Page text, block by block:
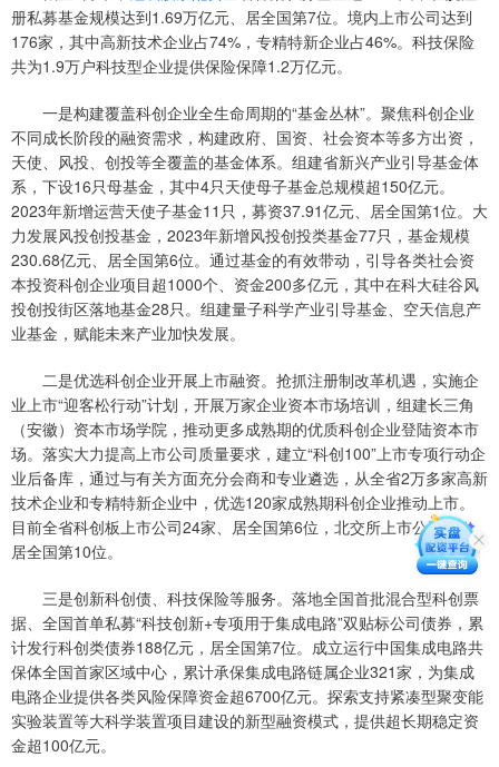
册私募基金规模达到1.69万亿元、居全国第7位。境内上市公司达到
176家，其中高新技术企业占74%，专精特新企业占46%。科技保险
共为1.9万户科技型企业提供保险保障1.2万亿元。
一是构建覆盖科创企业全生命周期的“基金丛林”。聚焦科创企业
不同成长阶段的融资需求，构建政府、国资、社会资本等多方出资，
天使、风投、创投等全覆盖的基金体系。组建省新兴产业引导基金体
系，下设16只母基金，其中4只天使母子基金总规模超150亿元。
2023年新增运营天使子基金11只，募资37.91亿元、居全国第1位。大
力发展风投创投基金，2023年新增风投创投类基金77只，基金规模
230.68亿元、居全国第6位。通过基金的有效带动，引导各类社会资
本投资科创企业项目超1000个、资金200多亿元，其中在科大硅谷风
投创投街区落地基金28只。组建量子科学产业引导基金、空天信息产
业基金，赋能未来产业加快发展。
二是优选科创企业开展上市融资。抢抓注册制改革机遇，实施企
业上市“迎客松行动”计划，开展万家企业资本市场培训，组建长三角
（安徽）资本市场学院，推动更多成熟期的优质科创企业登陆资本市
场。落实大力提高上市公司质量要求，建立“科创100”上市专项行动企
业后备库，通过与有关方面充分会商和专业遴选，从全省2万多家高新
技术企业和专精特新企业中，优选120家成熟期科创企业推动上市。
目前全省科创板上市公司24家、居全国第6位，北交所上市公司8家、
居全国第10位。
三是创新科创债、科技保险等服务。落地全国首批混合型科创票
据、全国首单私募“科技创新+专项用于集成电路”双贴标公司债券，累
计发行科创类债券188亿元，居全国第7位。成立运行中国集成电路共
保体全国首家区域中心，累计承保集成电路链属企业321家，为集成
电路企业提供各类风险保障资金超6700亿元。探索支持紧凑型聚变能
实验装置等大科学装置项目建设的新型融资模式，提供超长期稳定资
金超100亿元。